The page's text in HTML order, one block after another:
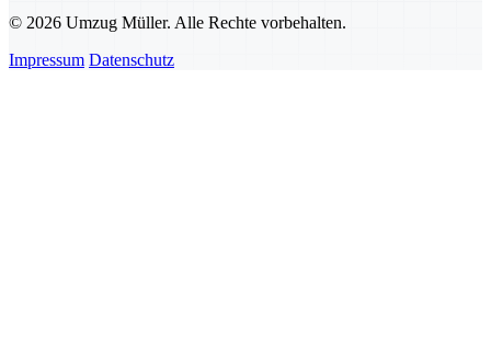
© 2026 Umzug Müller. Alle Rechte vorbehalten.
Impressum Datenschutz